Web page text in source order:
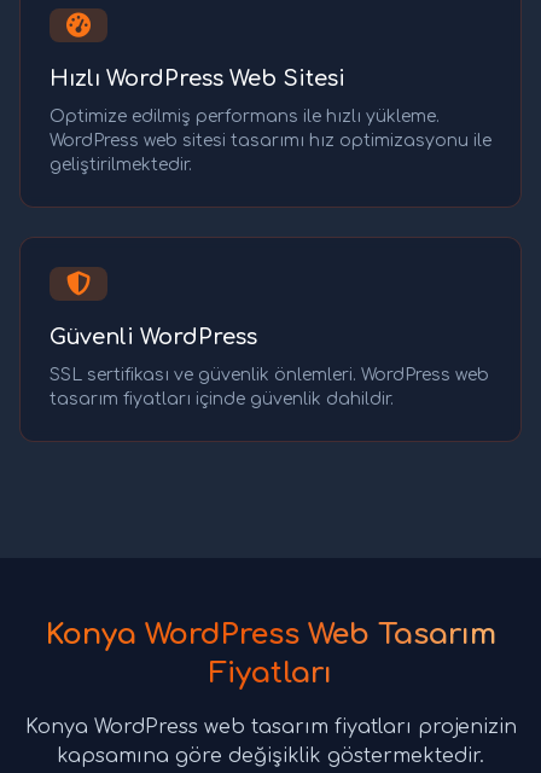
Hızlı WordPress Web Sitesi
Optimize edilmiş performans ile hızlı yükleme.
WordPress web sitesi tasarımı hız optimizasyonu ile
geliştirilmektedir.
Güvenli WordPress
SSL sertifikası ve güvenlik önlemleri. WordPress web
tasarım fiyatları içinde güvenlik dahildir.
Konya WordPress Web Tasarım
Fiyatları
Konya WordPress web tasarım fiyatları projenizin
kapsamına göre değişiklik göstermektedir.